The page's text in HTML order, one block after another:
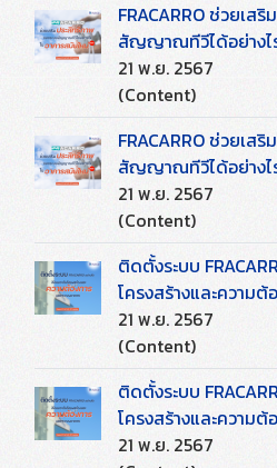
FRACARRO ช่วยเส
สัญญาณทีวีได้อย่างไ
21 พ.ย. 2567
(Content)
FRACARRO ช่วยเส
สัญญาณทีวีได้อย่างไ
21 พ.ย. 2567
(Content)
ติดตั้งระบบ
โครงสร้างและความต้
21 พ.ย. 2567
(Content)
ติดตั้งระบบ
โครงสร้างและความต้
21 พ.ย. 2567